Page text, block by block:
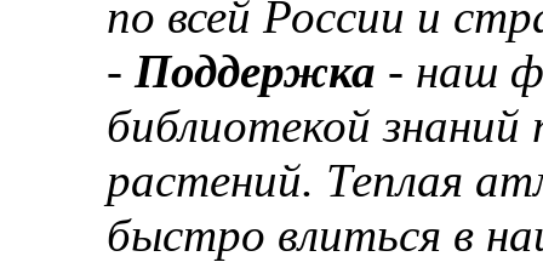
по всей России и
- Поддержка - наш
библиотекой
растений. Теплая
быстро влиться в